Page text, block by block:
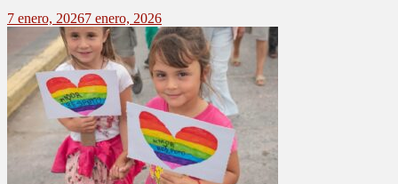
7 enero, 20267 enero, 2026